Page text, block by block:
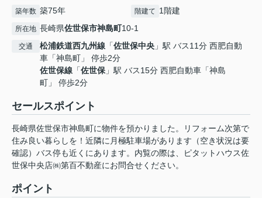
築年数 築75年 階建て 1階建
所在地 長崎県佐世保市神島町10-1
交通 松浦鉄道西九州線 「佐世保中央 」駅 バス11分 西肥自動
車「神島町」 停歩2分
佐世保線 「佐世保 」駅 バス15分 西肥自動車「神島
町」 停歩2分
セールスポイント
長崎県佐世保市神島町に物件を預かりました。リフォーム次第で
住み良い暮らしを！近隣に月極駐車場があります（空き状況は要
確認）バス停も近くにあります。内覧の際は、ピタットハウス佐
世保中央店㈱第百不動産にお問合せください。
ポイント